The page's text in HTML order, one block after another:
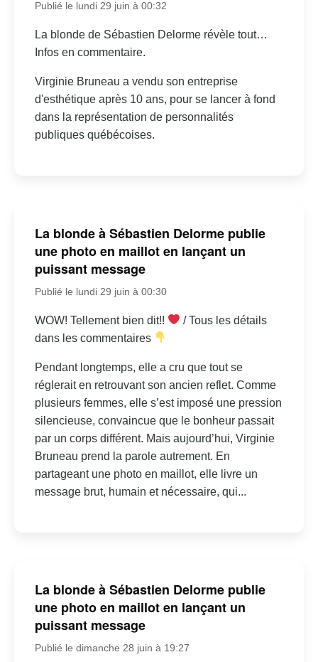
Publié le lundi 29 juin à 00:32
La blonde de Sébastien Delorme révèle tout…
Infos en commentaire.
Virginie Bruneau a vendu son entreprise
d'esthétique après 10 ans, pour se lancer à fond
dans la représentation de personnalités
publiques québécoises.
La blonde à Sébastien Delorme publie
une photo en maillot en lançant un
puissant message
Publié le lundi 29 juin à 00:30
WOW! Tellement bien dit!!
/ Tous les détails
dans les commentaires
Pendant longtemps, elle a cru que tout se
réglerait en retrouvant son ancien reflet. Comme
plusieurs femmes, elle s’est imposé une pression
silencieuse, convaincue que le bonheur passait
par un corps différent. Mais aujourd’hui, Virginie
Bruneau prend la parole autrement. En
partageant une photo en maillot, elle livre un
message brut, humain et nécessaire, qui...
La blonde à Sébastien Delorme publie
une photo en maillot en lançant un
puissant message
Publié le dimanche 28 juin à 19:27